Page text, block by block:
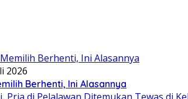
2026
Berhenti, Ini Alasannya